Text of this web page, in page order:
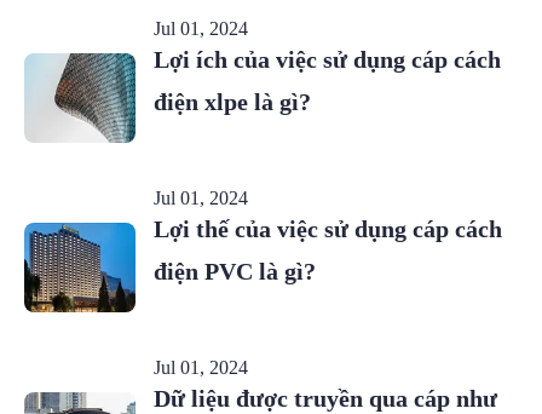
Jul 01, 2024
Lợi ích của việc sử dụng cáp cách
điện xlpe là gì?
Jul 01, 2024
Lợi thế của việc sử dụng cáp cách
điện PVC là gì?
Jul 01, 2024
Dữ liệu được truyền qua cáp như